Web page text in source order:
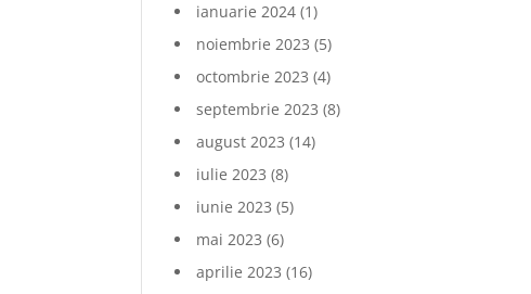
ianuarie 2024 (1)
noiembrie 2023 (5)
octombrie 2023 (4)
septembrie 2023 (8)
august 2023 (14)
iulie 2023 (8)
iunie 2023 (5)
mai 2023 (6)
aprilie 2023 (16)